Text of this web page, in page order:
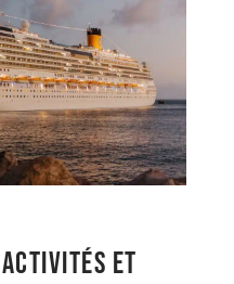
activités et